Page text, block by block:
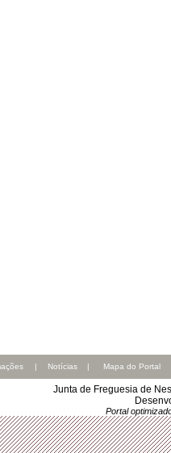
| Notícias | Mapa do Portal
Junta de Freguesia de
Portal